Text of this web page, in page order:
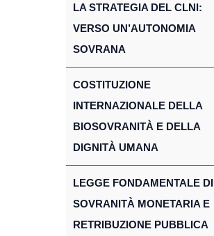
LA STRATEGIA DEL CLNI:
VERSO UN’AUTONOMIA
SOVRANA
COSTITUZIONE
INTERNAZIONALE DELLA
BIOSOVRANITÀ E DELLA
DIGNITÀ UMANA
LEGGE FONDAMENTALE DI
SOVRANITÀ MONETARIA E
RETRIBUZIONE PUBBLICA